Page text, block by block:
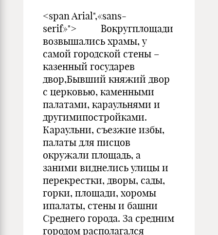
<span Arial",«sans-
serif»"> Вокругплощади
возвышались храмы, у
самой городской стены –
казенный государев
двор,Бывший княжий двор
с церковью, каменными
палатами, караульнями и
другимипостройками.
Караульни, съезжие избы,
палаты для писцов
окружали площадь, а
заними виднелись улицы и
перекрестки, дворы, сады,
горки, площади, хоромы
ипалаты, стены и башни
Среднего города. За средним
городом располагался